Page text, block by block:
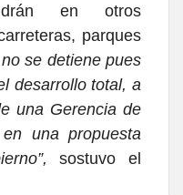
en otros
parques
se detiene pues
desarrollo total, a
una Gerencia de
una propuesta
sostuvo el